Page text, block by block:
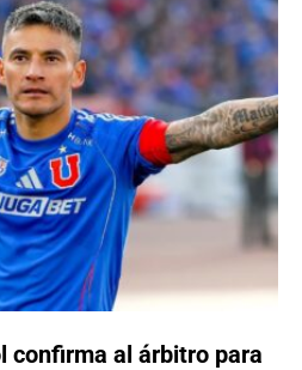
confirma al árbitro para